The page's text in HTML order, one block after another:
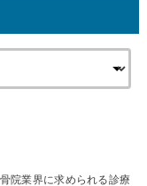
院業界に求められる診療